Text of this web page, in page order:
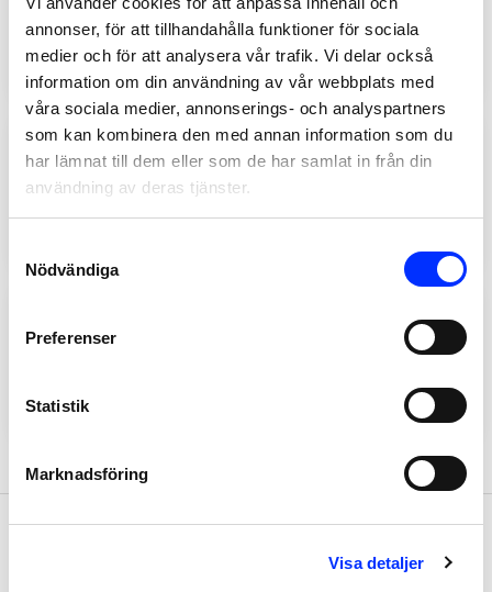
annonser, för att tillhandahålla funktioner för sociala
medier och för att analysera vår trafik. Vi delar också
information om din användning av vår webbplats med
våra sociala medier, annonserings- och analyspartners
som kan kombinera den med annan information som du
har lämnat till dem eller som de har samlat in från din
användning av deras tjänster.
Selection
Nödvändiga
Preferenser
Statistik
Marknadsföring
Visa detaljer
HANDDUKSKROK TAPWELL
TA242 KOPPAR
Lägg till
9420931
HANDDUKSKROK TAPWELL
Lägg till